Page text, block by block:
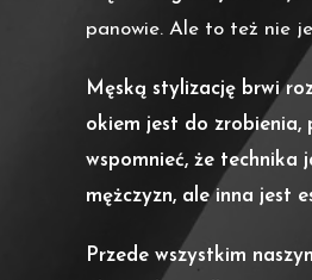
panowie. Ale to też nie
Męską stylizację brwi
okiem jest do zrobienia,
wspomnieć, że technika
mężczyzn, ale inna jest
Przede wszystkim